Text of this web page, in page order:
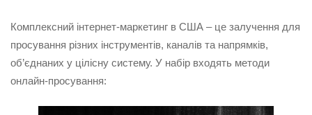
Комплексний інтернет-маркетинг в США – це залучення для
просування різних інструментів, каналів та напрямків,
об’єднаних у цілісну систему. У набір входять методи
онлайн-просування: